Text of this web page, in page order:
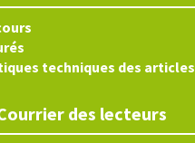
techniques des articles
des lecteurs